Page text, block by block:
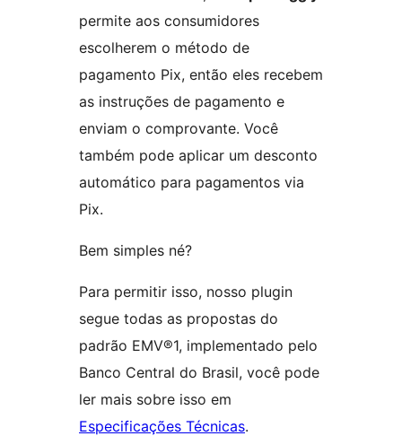
permite aos consumidores
escolherem o método de
pagamento Pix, então eles recebem
as instruções de pagamento e
enviam o comprovante. Você
também pode aplicar um desconto
automático para pagamentos via
Pix.
Bem simples né?
Para permitir isso, nosso plugin
segue todas as propostas do
padrão EMV®1, implementado pelo
Banco Central do Brasil, você pode
ler mais sobre isso em
Especificações Técnicas.